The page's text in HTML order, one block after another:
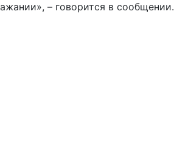
– говорится в сообщении.